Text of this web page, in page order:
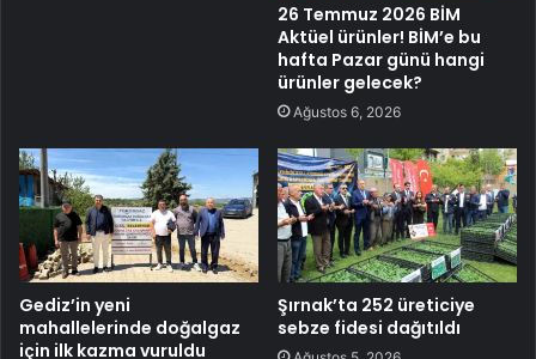
26 Temmuz 2026 BİM
Aktüel ürünler! BİM’e bu
hafta Pazar günü hangi
ürünler gelecek?
Ağustos 6, 2026
Gediz’in yeni
mahallelerinde doğalgaz
için ilk kazma vuruldu
Şırnak’ta 252 üreticiye
sebze fidesi dağıtıldı